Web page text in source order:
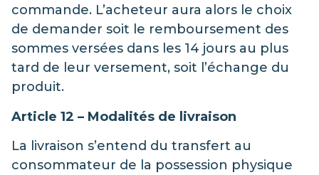
commande. L’acheteur aura alors le choix
de demander soit le remboursement des
sommes versées dans les 14 jours au plus
tard de leur versement, soit l’échange du
produit.
Article 12 – Modalités de livraison
La livraison s’entend du transfert au
consommateur de la possession physique